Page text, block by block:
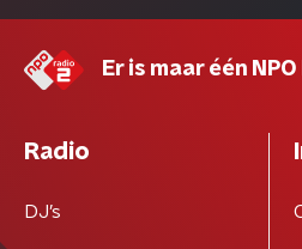
Er is maar één
Radio
DJ’s